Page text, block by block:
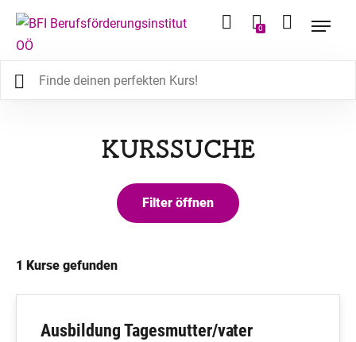
0
KURSSUCHE
1 Kurse gefunden
Ausbildung Tagesmutter/vater